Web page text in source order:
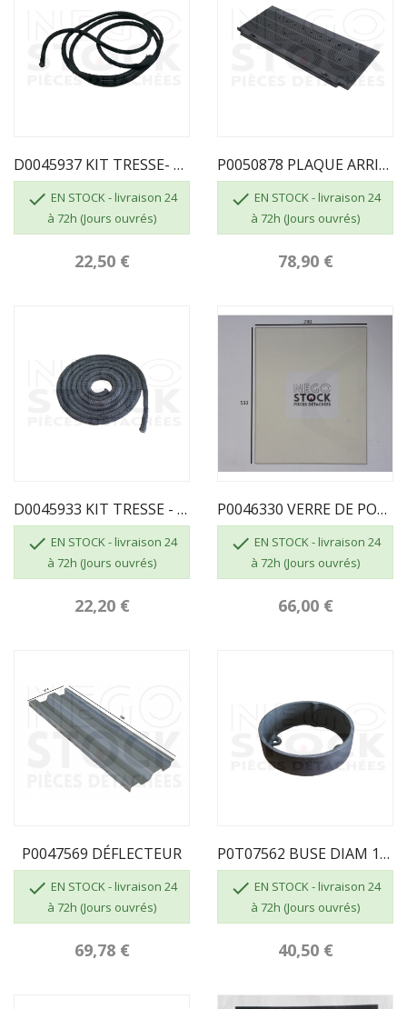
D0045937 KIT TRESSE- Ø6 - NOIR
 EN STOCK - livraison 24
à 72h (Jours ouvrés)
22,50 €
P0050878 PLAQUE ARRIERE DE FOYER 50878...
 EN STOCK - livraison 24
à 72h (Jours ouvrés)
78,90 €
D0045933 KIT TRESSE - Ø10 - NOIR
 EN STOCK - livraison 24
à 72h (Jours ouvrés)
22,20 €
P0046330 VERRE DE PORTE
 EN STOCK - livraison 24
à 72h (Jours ouvrés)
66,00 €
P0047569 DÉFLECTEUR
 EN STOCK - livraison 24
à 72h (Jours ouvrés)
69,78 €
P0T07562 BUSE DIAM 139 POT07562
 EN STOCK - livraison 24
à 72h (Jours ouvrés)
40,50 €